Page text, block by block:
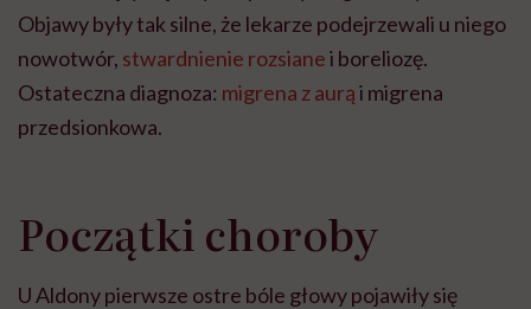
Objawy były tak silne, że lekarze podejrzewali u niego
nowotwór, stwardnienie rozsianei boreliozę.
Ostateczna diagnoza: migrena z aurąi migrena
przedsionkowa.
Początki choroby
U Aldony pierwsze ostre bóle głowy pojawiły się